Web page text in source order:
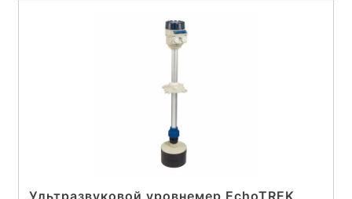
Ультразвуковой уровнемер EchoTREK